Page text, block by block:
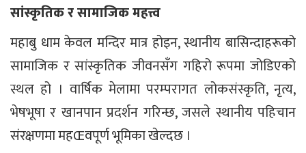
सांस्कृतिक र सामाजिक महत्त्व
महाबु धाम केवल मन्दिर मात्र होइन, स्थानीय बासिन्दाहरूको
सामाजिक र सांस्कृतिक जीवनसँग गहिरो रूपमा जोडिएको
स्थल हो । वार्षिक मेलामा परम्परागत लोकसंस्कृति, नृत्य,
भेषभूषा र खानपान प्रदर्शन गरिन्छ, जसले स्थानीय पहिचान
संरक्षणमा महŒवपूर्ण भूमिका खेल्दछ ।